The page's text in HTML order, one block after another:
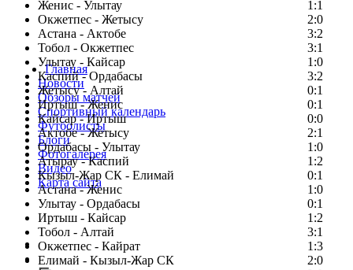
Женис - Улытау
1:1
Окжетпес - Жетысу
2:0
Астана - Актобе
3:2
Тобол - Окжетпес
3:1
Улытау - Кайсар
1:0
Каспий - Ордабасы
3:2
Жетысу - Алтай
0:1
Иртыш - Женис
0:1
Кайсар - Иртыш
0:0
Актобе - Жетысу
2:1
Ордабасы - Улытау
1:0
Атырау - Каспий
1:2
Кызыл-Жар СК - Елимай
0:1
Астана - Женис
1:0
Улытау - Ордабасы
0:1
Иртыш - Кайсар
1:2
Тобол - Алтай
3:1
Окжетпес - Кайрат
1:3
Елимай - Кызыл-Жар СК
2:0
Главная
Новости
Обзоры матчей
Спортивный календарь
Футболисты
Блоги
Фотогалерея
Видео
Карта сайта
Есть идея?
Сообщить о мероприятии